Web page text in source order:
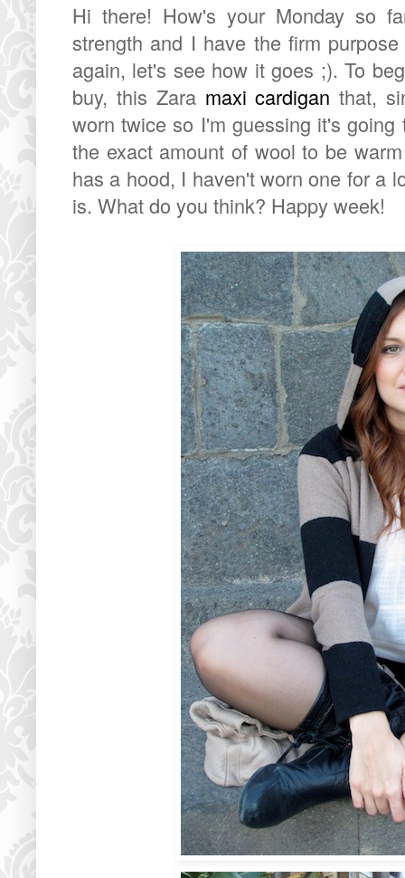
Hi there! How's your Monday so
strength and I have the firm
again, let's see how it goes ;). To
buy, this Zara maxi cardigan that,
worn twice so I'm guessing it's
the exact amount of wool to be
has a hood, I haven't worn one for a
is. What do you think? Happy week!